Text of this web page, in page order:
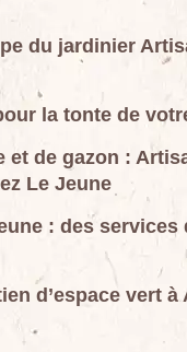
du jardinier
la tonte de
et de gazon :
Le Jeune
: des services
d’espace vert à